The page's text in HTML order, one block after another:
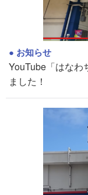
お知らせ
YouTube「はなわ
ました！